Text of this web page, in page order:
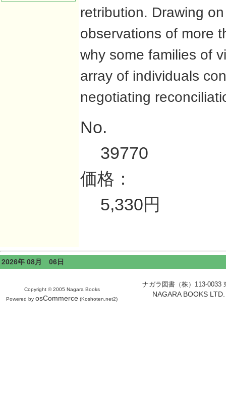
retribution. Drawing
observations of more
why some families of
array of individuals
negotiating
No.
39770
価格：
5,330円
2026年 08月 06日
Copyright © 2005 Nagara Books
Powered by osCommerce (Koshoten.net2)
ナガラ図書（株）113-
NAGARA BOOKS